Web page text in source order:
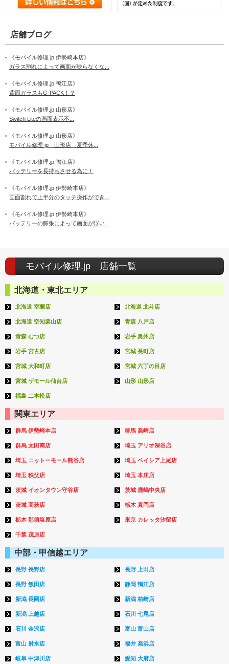
店舗ブログ
《モバイル修理.jp 伊勢崎本店》
ガラス割れによって画面が映らなくな...
《モバイル修理.jp 鴨江店》
背面ガラスもG-PACK！？
《モバイル修理.jp 山形店》
Switch Liteの画面表示不...
《モバイル修理.jp 山形店》
モバイル修理 jp 山形店 夏季休...
《モバイル修理.jp 鴨江店》
バッテリーを長持ちさせる為に！
《モバイル修理.jp 伊勢崎本店》
画面割れで上半分のタッチ操作ができ...
《モバイル修理.jp 伊勢崎本店》
バッテリーの膨張によって画面が浮い...
モバイル修理.jp 店舗一覧
北海道・東北エリア
北海道 室蘭店 北海道 北斗店
北海道 空知栗山店 青森 八戸店
青森 むつ店 岩手 奥州店
岩手 宮古店 宮城 長町店
宮城 大和町店 宮城 六丁の目店
宮城 ザモール仙台店 山形 山形店
福島 二本松店
関東エリア
群馬 伊勢崎本店 群馬 高崎店
群馬 太田南店 埼玉 アリオ深谷店
埼玉 ニットーモール熊谷店 埼玉 ベイシア上尾店
埼玉 秩父店 埼玉 本庄店
茨城 イオンタウン守谷店 茨城 鹿嶋中央店
茨城 高萩店 栃木 真岡店
栃木 那須塩原店 東京 カレッタ汐留店
千葉 茂原店
中部・甲信越エリア
長野 長野店 長野 上田店
長野 飯田店 静岡 鴨江店
新潟 長岡店 新潟 柏崎店
新潟 上越店 石川 七尾店
石川 金沢店 富山 富山店
富山 射水店 福井 高浜店
岐阜 中津川店 愛知 大府店